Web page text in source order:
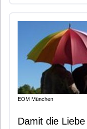
EOM München
Damit die